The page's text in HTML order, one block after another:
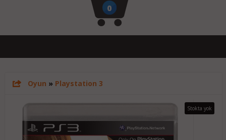
0
Oyun » Playstation 3
Stokta yok